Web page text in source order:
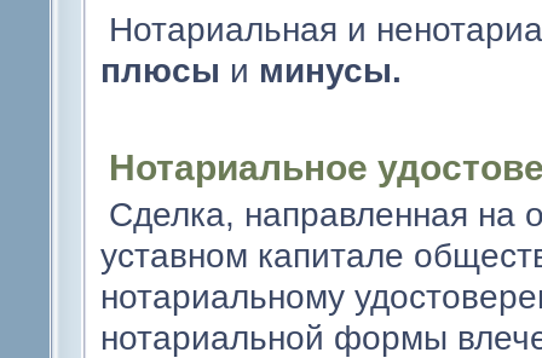
Нотариальная и
плюсы и минусы.
Нотариальное
Сделка, направленная на
уставном капитале
нотариальному
нотариальной формы